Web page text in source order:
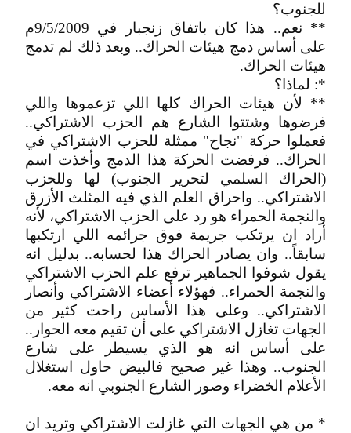
للجنوب؟
** نعم.. هذا كان باتفاق زنجبار في 9/5/2009م
على أساس دمج هيئات الحراك.. وبعد ذلك لم تدمج
هيئات الحراك.
*: لماذا؟
** لأن هيئات الحراك كلها اللي تزعموها واللي
فرضوها وشتتوا الشارع هم الحزب الاشتراكي..
فعملوا حركة "نجاح" ممثلة للحزب الاشتراكي في
الحراك.. فرفضت الحركة هذا الدمج وأخذت اسم
(الحراك السلمي لتحرير الجنوب) لها وللحزب
الاشتراكي.. واحراق العلم الذي فيه المثلث الأزرق
والنجمة الحمراء هو رد على الحزب الاشتراكي، لأنه
أراد ان يرتكب جريمة فوق جرائمه اللي ارتكبها
سابقاً.. وان يصادر الحراك هذا لحسابه.. بدليل انه
يقول شوفوا الجماهير ترفع علم الحزب الاشتراكي
والنجمة الحمراء.. فهؤلاء أعضاء الاشتراكي وأنصار
الاشتراكي.. وعلى هذا الأساس راحت كثير من
الجهات تغازل الاشتراكي على أن تقيم معه الحوار..
على أساس انه هو الذي يسيطر على شارع
الجنوب.. وهذا غير صحيح فالبيض حاول استغلال
الأعلام الخضراء وصور الشارع الجنوبي انه معه.
* من هي الجهات التي غازلت الاشتراكي وتريد ان